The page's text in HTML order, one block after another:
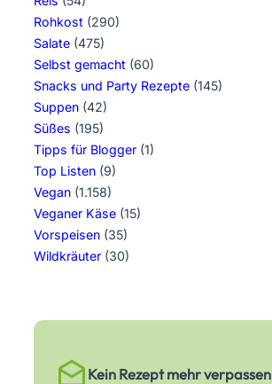
Rohkost (290)
Salate (475)
Selbst gemacht (60)
Snacks und Party Rezepte (145)
Suppen (42)
Süßes (195)
Tipps für Blogger (1)
Top Listen (9)
Vegan (1.158)
Veganer Käse (15)
Vorspeisen (35)
Wildkräuter (30)
Kein Rezept mehr verpassen